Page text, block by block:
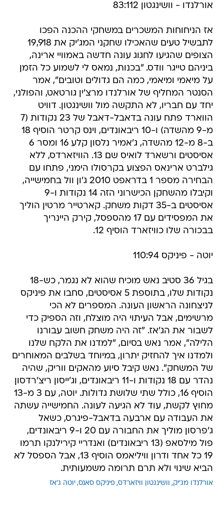
אורלנדו - וושינגטון 83:112
אז הניחוחות המשכרים במשחקי ההכנה הפכו
לתבשיל טעים שהאכילו שחקני המג'יק את 19,918
הצופים שהגיעו לחגוג עונה חדשה באמוויי ארינה,
ביניהם טייגר וודס. "בכנות, נמאס לי לשמוע כל הזמן
על מיאמי ומיאמי, כמה הם גדולים וטובים", אמר
הסנטר המחליף של אורלנדו מרצ'ין גורטאט, והפולני,
יחד עם חבריו, לא התקשה מול וושינגטון. דוויט
הווארד פתח עונה בדאבל-דאבל של 23 נקודות (7
מ-9 מהשדה) ו-10 ריבאונדים, וינס קרטר הוסיף 18
ב-8 מ-12 מהשדה, ג'אמיר נלסון קלע 16 ומסר 6
אסיסטים ורשארד לואיס שם 13. הוויזארדס, ללא
גילברט ארינאס הפצוע בקרסולו הימני, פתחו עם
הבחירה מספר 1 בדראפט 2010 ג'ון וול בחמישייה,
וקיבלו מהשחקן הכישרוני הזה 14 נקודות ו-9
אסיסטים ב-35 דקות משחק. קארטייר מרטין הוליך
את המפסידים עם 17 מהספסל, קירק היינריך
בבכורה שלו כוויזארד הוסיף 12.
יוטה - פיניקס 110:94
בגיל 36 סטיב נאש מוכיח שהוא לא נגמר, כש-18
נקודות שלו, בתוספת 5 אסיסטים, סחבו את פיניקס
לניצחונה הראשון העונה. המספרים לא הכי
מרשימים, אבל העיתוי היה מוצלח, וזה הספיק כדי
לשבור את הג'אז. "זה היה משחק חשוב עבורנו
הלילה", אמר נאש בסיום, "למדנו את הלקח שלנו
ולמדנו איך להחזיק יתרון, במיוחד בשלבים המאוחרים
של המשחק". נאש קיבל סיוע מהאקים ווריק, שהיה
נהדר עם 18 נקודות ו-11 ריבאונדים, וג'ייסון ריצ'רדסון
הוסיף 16, כולל שתי שלושת גדולות. יוטה, עם 3 מ-13
מחוץ לקשת, עוד לא הגיעה לעונה. החמישייה עשתה
את העבודה עם ארבעה בדאבל-פיגרס, כשאל
ג'פרסון מוליך את החבורה עם 20 ו-9 ריבאונדים,
פול מילסאפ (13 ריבאונדים) ואנדריי קירילנקו תרמו
19 כל אחד ודרון וויליאמס הוסיף 13, אבל הספסל לא
הביא שינוי ולא תרם תרומה משמעותית.
אורלנדו מג'יק וושינגטון וויזארדס פיניקס סאנס יוטה ג'אז